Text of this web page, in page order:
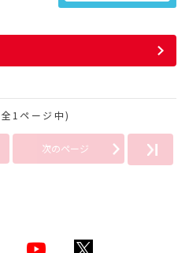
1ページ中)
次のページ